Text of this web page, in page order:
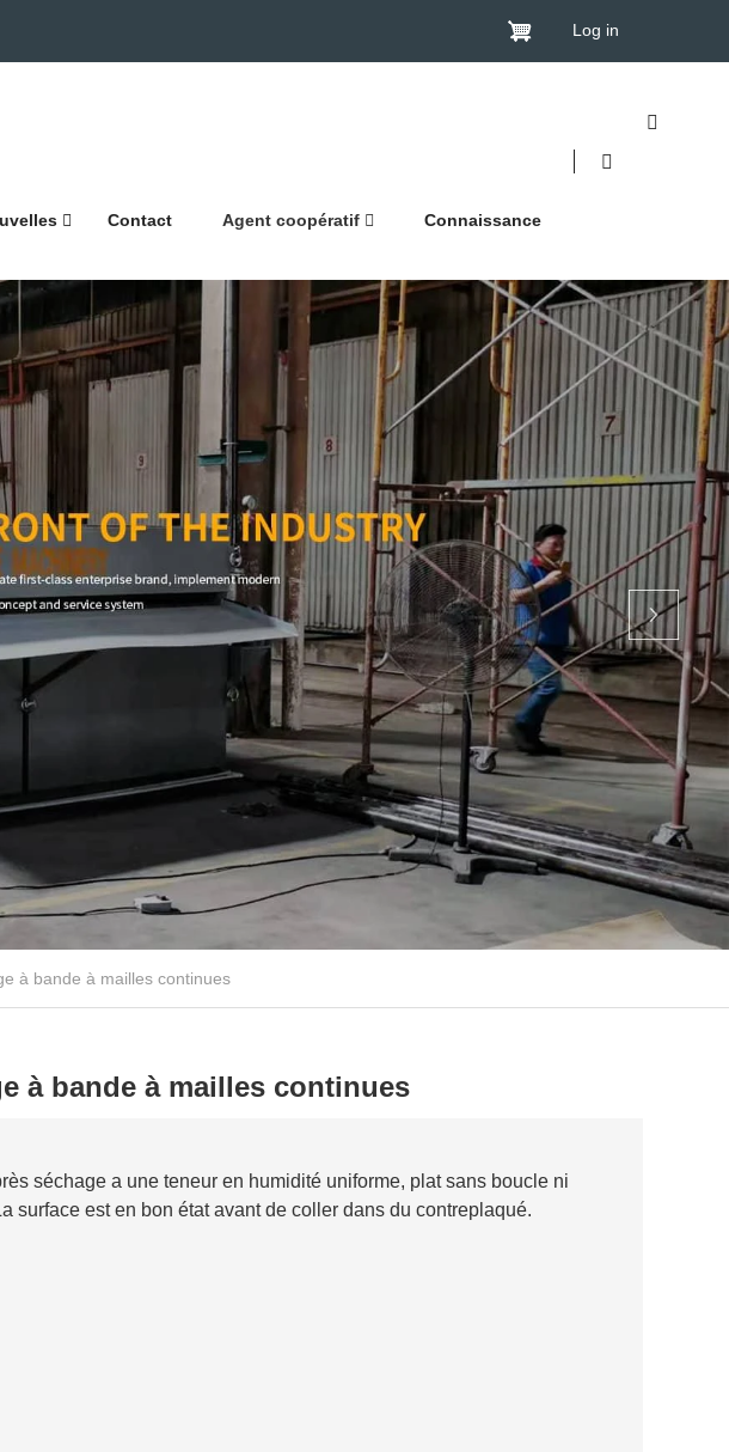
Log in
Contact Agent coopératif Connaissance
à bande à mailles continues
à bande à mailles continues
séchage a une teneur en humidité uniforme, plat sans boucle ni
surface est en bon état avant de coller dans du contreplaqué.